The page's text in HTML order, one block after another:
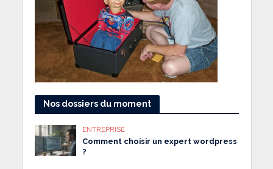
Nos dossiers du moment
ENTREPRISE
Comment choisir un expert wordpress
?